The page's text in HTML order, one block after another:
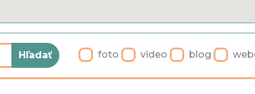
foto video blog